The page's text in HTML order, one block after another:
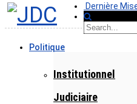
Dernière
Politique
Institutionnel
Judiciaire